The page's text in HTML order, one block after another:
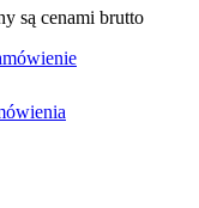
są cenami brutto